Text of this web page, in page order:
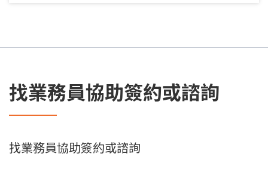
找業務員協助簽約或諮詢
找業務員協助簽約或諮詢